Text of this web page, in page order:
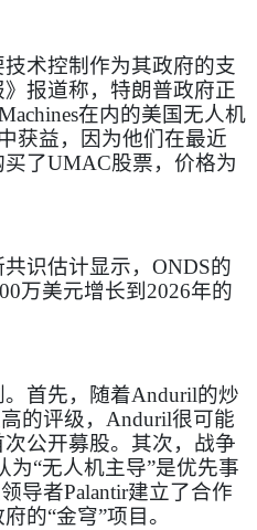
术控制作为其政府的支
报道称，特朗普政府正
在内的美国无人机
获益，因为他们在最近
了UMAC股票，价格为
识估计显示， ONDS的
万美元增长到 2026年的
首先，随着Anduril的炒
的评级， Anduril很可能
公开募股。其次，战争
为“无人机主导”是优先事
导者Palantir建立了合作
的“金穹”项目。